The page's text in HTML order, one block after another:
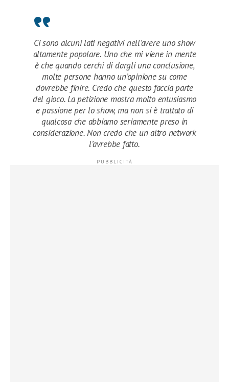
Ci sono alcuni lati negativi nell’avere uno show
altamente popolare. Uno che mi viene in mente
è che quando cerchi di dargli una conclusione,
molte persone hanno un’opinione su come
dovrebbe finire. Credo che questo faccia parte
del gioco. La petizione mostra molto entusiasmo
e passione per lo show, ma non si è trattato di
qualcosa che abbiamo seriamente preso in
considerazione. Non credo che un altro network
l’avrebbe fatto.